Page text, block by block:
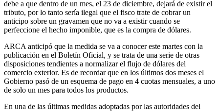
debe a que dentro de un mes, el 23 de diciembre, dejará de existir el
tributo, por lo tanto sería ilegal que el fisco trate de cobrar un
anticipo sobre un gravamen que no va a existir cuando se
perfeccione el hecho imponible, que es la compra de dólares.
ARCA anticipó que la medida se va a conocer este martes con la
publicación en el Boletín Oficial, y se trata de una serie de otras
disposiciones tendientes a normalizar el flujo de dólares del
comercio exterior. Es de recordar que en los últimos dos meses el
Gobierno pasó de un esquema de pago en 4 cuotas mensuales, a uno
de solo un mes para todos los productos.
En una de las últimas medidas adoptadas por las autoridades del